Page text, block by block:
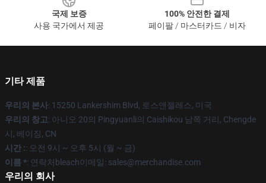
국제 보증
사용 국가에서 제공
100% 안전한 결제
페이팔 / 마스터카드 / 비자
기타 제품
우리의 본사: 15250 Lankershim Blvd, 로스앤젤레스, 미국
우리의 창고: 아니오 20의 Pingyuanli의 Caishikou 남쪽 거리, Chengde
시, 베이징, CN
시간 :: 오전 9시 ~ 오후 5시 (월 ~ 금)
이름 *: 연락처bleach이메일: sales@merchandise.com
우리의 회사